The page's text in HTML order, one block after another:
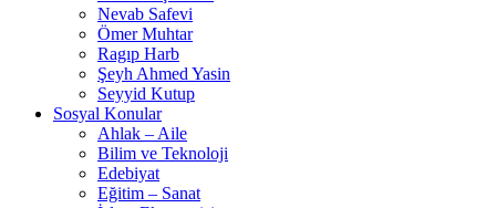
Nevab Safevi
Ömer Muhtar
Ragıp Harb
Şeyh Ahmed Yasin
Seyyid Kutup
Sosyal Konular
Ahlak – Aile
Bilim ve Teknoloji
Edebiyat
Eğitim – Sanat